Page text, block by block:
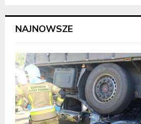
NAJNOWSZE